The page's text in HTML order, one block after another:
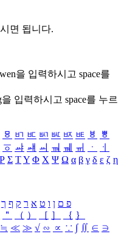
면 됩니다.
을 입력하시고 space를
을 입력하시고 space를 누르
ㅱ ㅲ ㅳ ㅴ ㅵ ㅶ ㅷ ㅸ
ㅹ
ㆆ ㆇ ㆈ ㆉ ㆊ ㆋ ㆌ ㆍ
ㆎ
Ρ Σ ΤΥ Φ Χ Ψ Ω α β γ δ ε ζ η
פ ם ן ו ט א ר ק ף ך
＂ （ ） ［ ］ ｛ ｝
≒ ≪ ≫ √ ∽ ∝ ∵ ∫ ∬ ∈ ∋